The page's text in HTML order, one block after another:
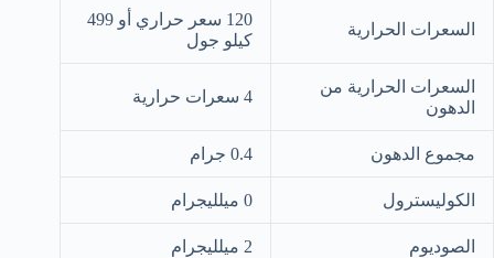
السعرات الحرارية
120 سعر حراري أو 499
كيلو جول
السعرات الحرارية من
الدهون
4 سعرات حرارية
مجموع الدهون 0.4 جرام
الكوليسترول 0 ميلليجرام
الصوديوم 2 ميلليجرام